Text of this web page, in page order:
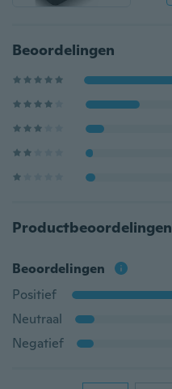
Beoordelingen
Productbeoordelingen
Beoordelingen
Positief
Neutraal
Negatief